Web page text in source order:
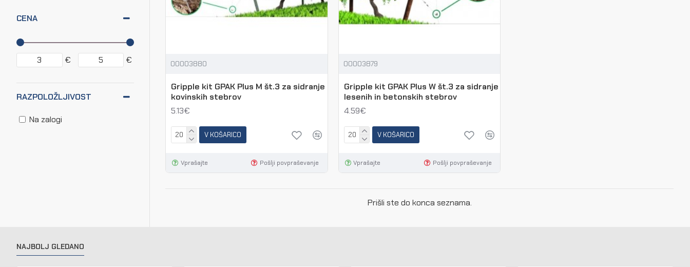
CENA
€ €
RAZPOLOŽLJIVOST
Na zalogi
00003880
Gripple kit GPAK Plus M št.3 za sidranje
kovinskih stebrov
5.13€
V KOŠARICO
Vprašajte Pošlji povpraševanje
00003879
Gripple kit GPAK Plus W št.3 za sidranje
lesenih in betonskih stebrov
4.59€
V KOŠARICO
Vprašajte Pošlji povpraševanje
Prišli ste do konca seznama.
NAJBOLJ GLEDANO